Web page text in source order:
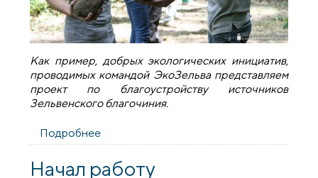
Как пример, добрых экологических инициатив,
проводимых командой ЭкоЗельва представляем
проект по благоустройству источников
Зельвенского благочиния.
Подробнее
Начал работу